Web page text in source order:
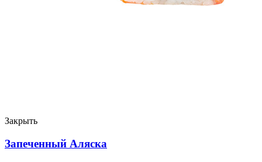
Закрыть
Запеченный Аляска